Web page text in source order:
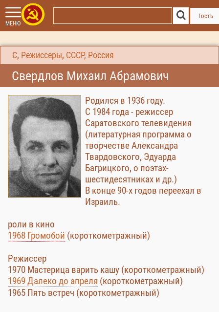
МЕНЮ
Гость
С, Режиссеры, СССР, Россия
Свердлов Михаил Абрамович
Родился в 1936 году.
С 1984 года - режиссер
Саратовского телевидения
(литературная программа о
творчестве Александра
Твардовского, Эдуарда
Багрицкого, о поэтах-
шестидесятниках и др.)
В конце 90-х годов переехал в
Израиль.
роли в кино
1968 Громобой (короткометражный)
Режиссер
1970 Мастерица варить кашу (короткометражный)
1969 Далеко до апреля (короткометражный)
1965 Пять встреч (короткометражный)